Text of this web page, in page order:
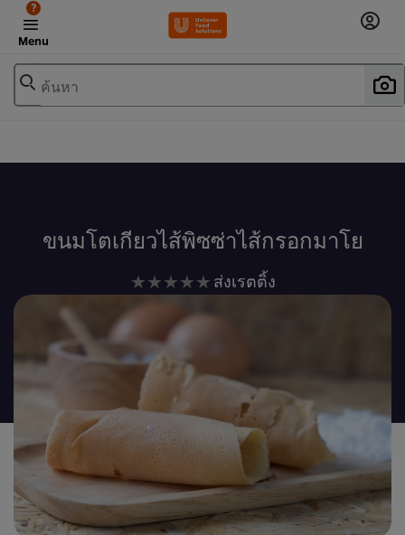
Menu
?
ค้นหา
ขนมโตเกียวไส้พิซซ่าไส้กรอกมาโย
ไม่มี
การ
สำหรับ
recipe
นี้
ส่งเรตติ้ง